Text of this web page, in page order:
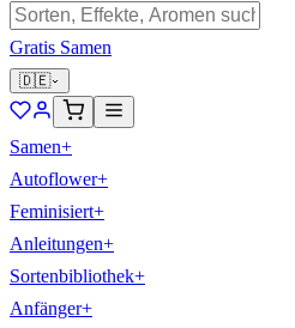
Gratis Samen
🇩🇪
Samen+
Autoflower+
Feminisiert+
Anleitungen+
Sortenbibliothek+
Anfänger+